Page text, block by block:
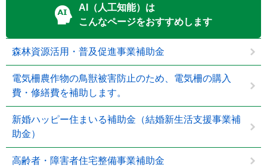
AI（人工知能）は
こんなページをおすすめします
森林資源活用・普及促進事業補助金
電気柵農作物の鳥獣被害防止のため、電気柵の購入
費・修繕費を補助します。
新婚ハッピー住まいる補助金（結婚新生活支援事業補
助金）
高齢者・障害者住宅整備事業補助金